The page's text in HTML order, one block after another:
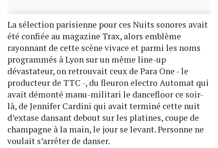
La sélection parisienne pour ces Nuits sonores avait
été confiée au magazine Trax, alors emblème
rayonnant de cette scène vivace et parmi les noms
programmés à Lyon sur un même line-up
dévastateur, on retrouvait ceux de Para One - le
producteur de TTC -, du fleuron electro Automat qui
avait démonté manu-militari le dancefloor ce soir-
là, de Jennifer Cardini qui avait terminé cette nuit
d’extase dansant debout sur les platines, coupe de
champagne à la main, le jour se levant. Personne ne
voulait s’arrêter de danser.